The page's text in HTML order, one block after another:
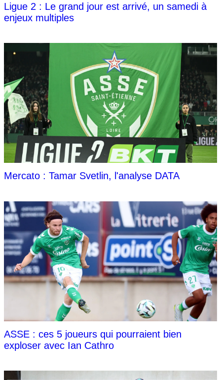
Ligue 2 : Le grand jour est arrivé, un samedi à
enjeux multiples
Mercato : Tamar Svetlin, l'analyse DATA
ASSE : ces 5 joueurs qui pourraient bien
exploser avec Ian Cathro